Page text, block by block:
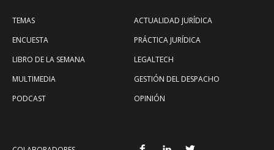
TEMAS
ENCUESTA
LIBRO DE LA SEMANA
MULTIMEDIA
PODCAST
ACTUALIDAD JURÍDICA
PRÁCTICA JURÍDICA
LEGALTECH
GESTIÓN DEL DESPACHO
OPINIÓN